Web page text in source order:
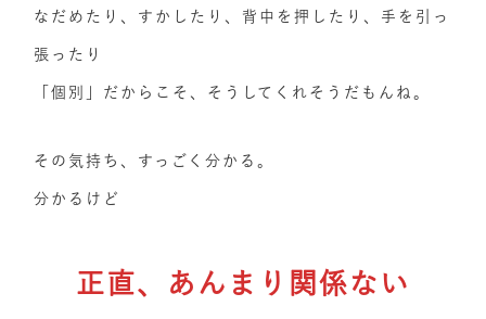
なだめたり、すかしたり、背中を押したり、手を引っ
張ったり
「個別」だからこそ、そうしてくれそうだもんね。
その気持ち、すっごく分かる。
分かるけど
正直、あんまり関係ない